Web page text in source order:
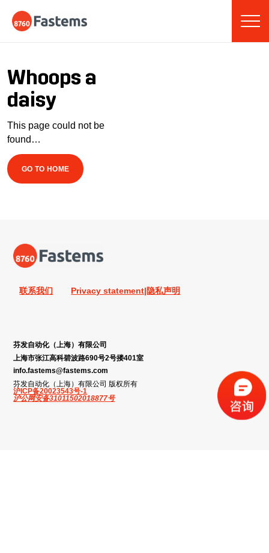
content
Whoops a
daisy
This page could not be
found…
GO TO HOME
联系我们 Privacy statement|隐私声明
芬发自动化（上海）有限公司
上海市张江高科碧波路690号2号搂401室
info.fastems@fastems.com
芬发自动化（上海）有限公司 版权所有
沪ICP备20023543号-1
沪公网安备31011502018877号